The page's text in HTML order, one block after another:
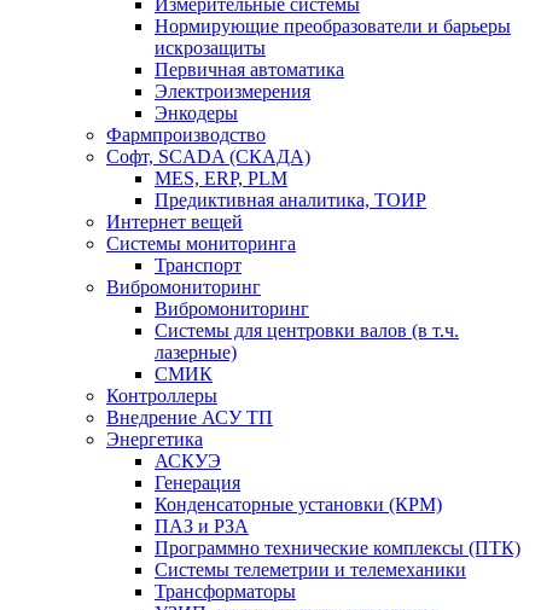
Измерительные системы
Нормирующие преобразователи и барьеры
искрозащиты
Первичная автоматика
Электроизмерения
Энкодеры
Фармпроизводство
Софт, SCADA (СКАДА)
MES, ERP, PLM
Предиктивная аналитика, ТОИР
Интернет вещей
Системы мониторинга
Транспорт
Вибромониторинг
Вибромониторинг
Системы для центровки валов (в т.ч.
лазерные)
СМИК
Контроллеры
Внедрение АСУ ТП
Энергетика
АСКУЭ
Генерация
Конденсаторные установки (КРМ)
ПАЗ и РЗА
Программно технические комплексы (ПТК)
Системы телеметрии и телемеханики
Трансформаторы